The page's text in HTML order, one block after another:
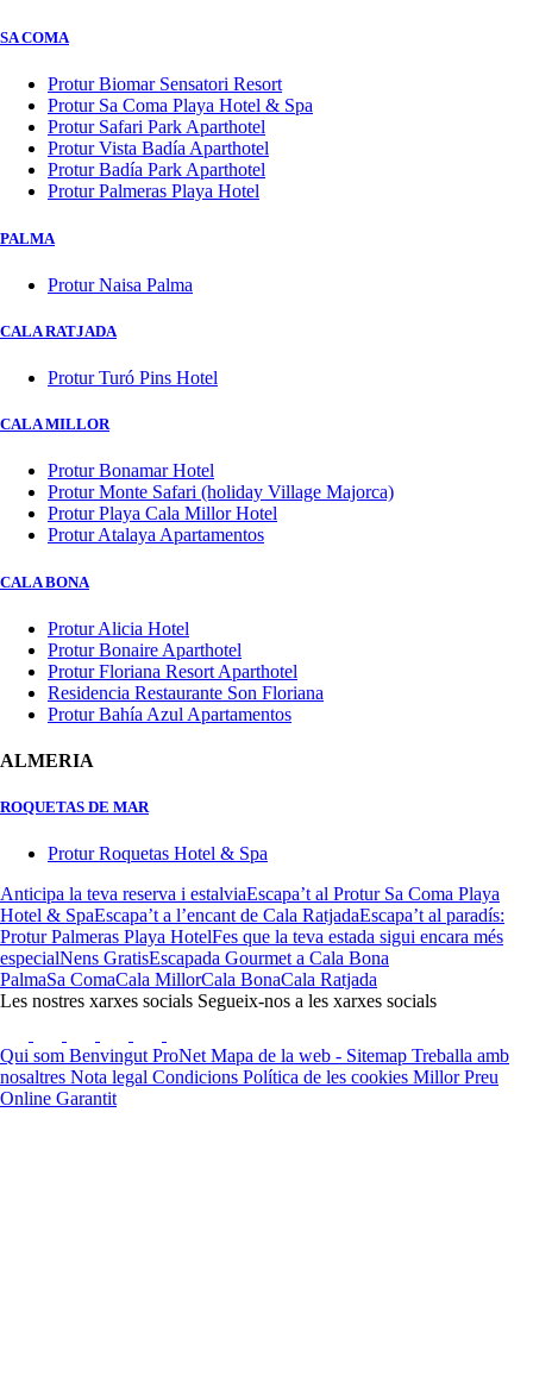
SA COMA
Protur Biomar Sensatori Resort
Protur Sa Coma Playa Hotel & Spa
Protur Safari Park Aparthotel
Protur Vista Badía Aparthotel
Protur Badía Park Aparthotel
Protur Palmeras Playa Hotel
PALMA
Protur Naisa Palma
CALA RATJADA
Protur Turó Pins Hotel
CALA MILLOR
Protur Bonamar Hotel
Protur Monte Safari (holiday Village Majorca)
Protur Playa Cala Millor Hotel
Protur Atalaya Apartamentos
CALA BONA
Protur Alicia Hotel
Protur Bonaire Aparthotel
Protur Floriana Resort Aparthotel
Residencia Restaurante Son Floriana
Protur Bahía Azul Apartamentos
ALMERIA
ROQUETAS DE MAR
Protur Roquetas Hotel & Spa
Anticipa la teva reserva i estalviaEscapa’t al Protur Sa Coma Playa
Hotel & SpaEscapa’t a l’encant de Cala RatjadaEscapa’t al paradís:
Protur Palmeras Playa HotelFes que la teva estada sigui encara més
especialNens GratisEscapada Gourmet a Cala Bona
PalmaSa ComaCala MillorCala BonaCala Ratjada
Les nostres xarxes socials Segueix-nos a les xarxes socials
Qui som Benvingut ProNet Mapa de la web - Sitemap Treballa amb
nosaltres Nota legal Condicions Política de les cookies Millor Preu
Online Garantit